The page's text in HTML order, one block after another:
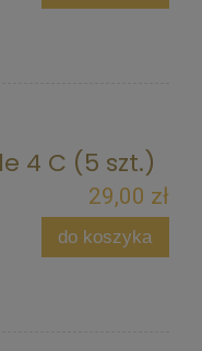
4 C (5 szt.)
29,00 zł
do koszyka